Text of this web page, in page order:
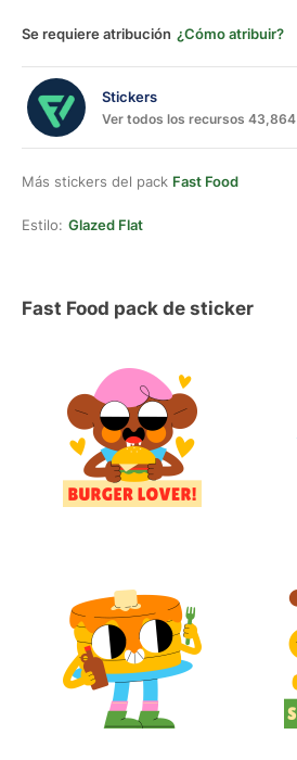
Se requiere atribución ¿Cómo atribuir?
Stickers
Ver todos los recursos 43,864
Más stickers del pack Fast Food
Estilo: Glazed Flat
Fast Food pack de sticker